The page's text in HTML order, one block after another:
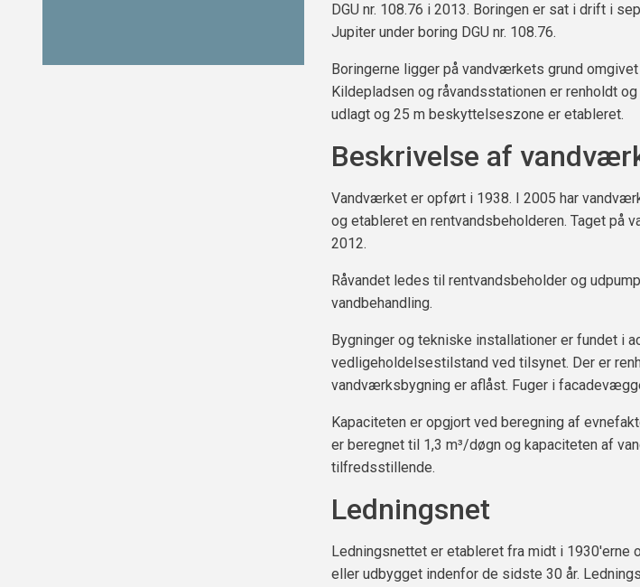
DGU nr. 108.76 i 2013. Boringen er sat i drift i
Jupiter under boring DGU nr. 108.76.
Boringerne ligger på vandværkets grund
Kildepladsen og råvandsstationen er renholdt
udlagt og 25 m beskyttelseszone er etableret.
Beskrivelse af
Vandværket er opført i 1938. I 2005 har
og etableret en rentvandsbeholderen. Taget på
2012.
Råvandet ledes til rentvandsbeholder og
vandbehandling.
Bygninger og tekniske installationer er fundet i
vedligeholdelsestilstand ved tilsynet. Der er
vandværksbygning er aflåst. Fuger i
Kapaciteten er opgjort ved beregning af
er beregnet til 1,3 m³/døgn og kapaciteten af
tilfredsstillende.
Ledningsnet
Ledningsnettet er etableret fra midt i 1930'erne
eller udbygget indenfor de sidste 30 år.